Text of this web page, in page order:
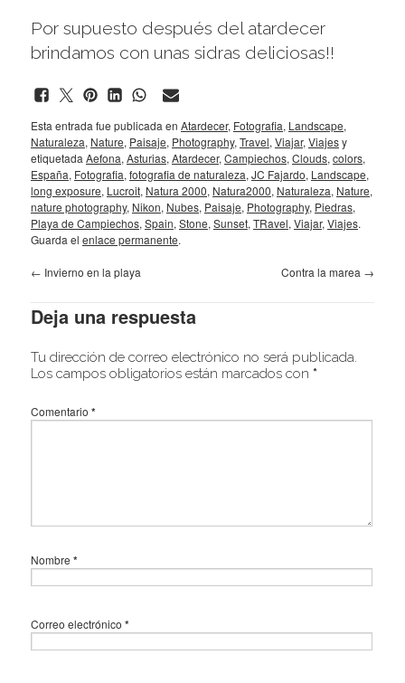
Por supuesto después del atardecer
brindamos con unas sidras deliciosas!!
Esta entrada fue publicada en Atardecer, Fotografia, Landscape,
Naturaleza, Nature, Paisaje, Photography, Travel, Viajar, Viajesy
etiquetada Aefona, Asturias, Atardecer, Campiechos, Clouds, colors,
España, Fotografia, fotografia de naturaleza, JC Fajardo, Landscape,
long exposure, Lucroit, Natura 2000, Natura2000, Naturaleza, Nature,
nature photography, Nikon, Nubes, Paisaje, Photography, Piedras,
Playa de Campiechos, Spain, Stone, Sunset, TRavel, Viajar, Viajes.
Guarda el enlace permanente.
← Invierno en la playa Contra la marea →
Deja una respuesta
Tu dirección de correo electrónico no será publicada.
Los campos obligatorios están marcados con *
Comentario *
Nombre *
Correo electrónico *